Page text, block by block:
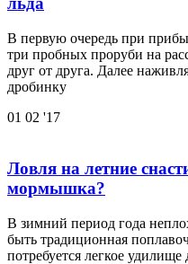
В первую очередь при
три пробных проруби на
друг от друга. Далее
дробинку
01 02 '17
Ловля на летние
мормышка?
В зимний период года
быть традиционная
потребуется легкое